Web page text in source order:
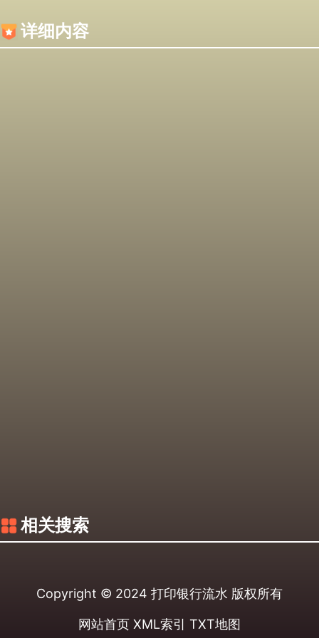
详细内容
相关搜索
Copyright © 2024 打印银行流水 版权所有
网站首页 XML索引 TXT地图